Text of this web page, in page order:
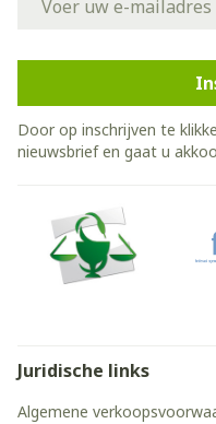
Door op inschrijven te
nieuwsbrief en gaat u
Juridische links
Algemene